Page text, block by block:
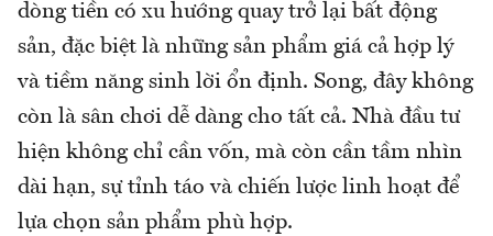
dòng tiền có xu hướng quay trở lại bất động
sản, đặc biệt là những sản phẩm giá cả hợp lý
và tiềm năng sinh lời ổn định. Song, đây không
còn là sân chơi dễ dàng cho tất cả. Nhà đầu tư
hiện không chỉ cần vốn, mà còn cần tầm nhìn
dài hạn, sự tỉnh táo và chiến lược linh hoạt để
lựa chọn sản phẩm phù hợp.